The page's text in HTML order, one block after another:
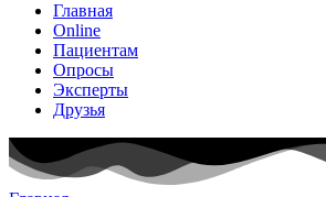
Главная
Online
Пациентам
Опросы
Эксперты
Друзья